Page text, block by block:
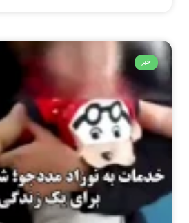
خبر